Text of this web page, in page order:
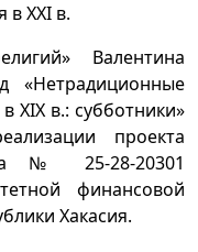
в XXI в.
Валентина
«Нетрадиционные
XIX в.: субботники»
проекта
№ 25-28-20301
финансовой
Хакасия.